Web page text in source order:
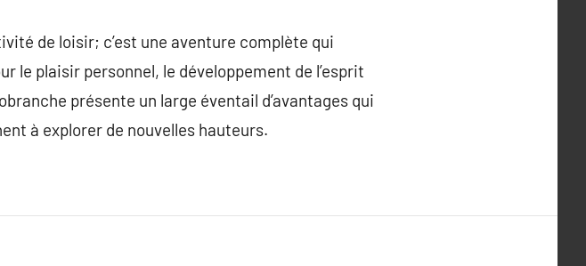
de loisir; c’est une aventure complète qui
le plaisir personnel, le développement de l’esprit
présente un large éventail d’avantages qui
à explorer de nouvelles hauteurs.